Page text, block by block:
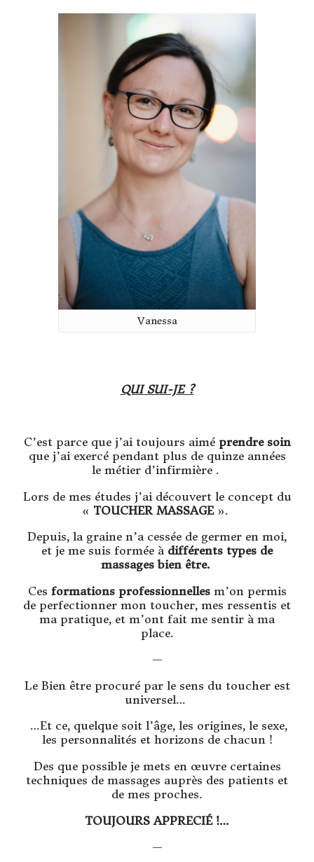
Vanessa
QUI SUI-JE ?
C’est parce que j’ai toujours aimé prendre soin
que j’ai exercé pendant plus de quinze années
le métier d’infirmière .
Lors de mes études j’ai découvert le concept du
« TOUCHER MASSAGE».
Depuis, la graine n’a cessée de germer en moi,
et je me suis formée à différents types de
massages bien être.
Ces formations professionnellesm’on permis
de perfectionner mon toucher, mes ressentis et
ma pratique, et m’ont fait me sentir à ma
place.
—
Le Bien être procuré par le sens du toucher est
universel…
…Et ce, quelque soit l’âge, les origines, le sexe,
les personnalités et horizons de chacun !
Des que possible je mets en œuvre certaines
techniques de massages auprès des patients et
de mes proches.
TOUJOURS APPRECIÉ !…
—